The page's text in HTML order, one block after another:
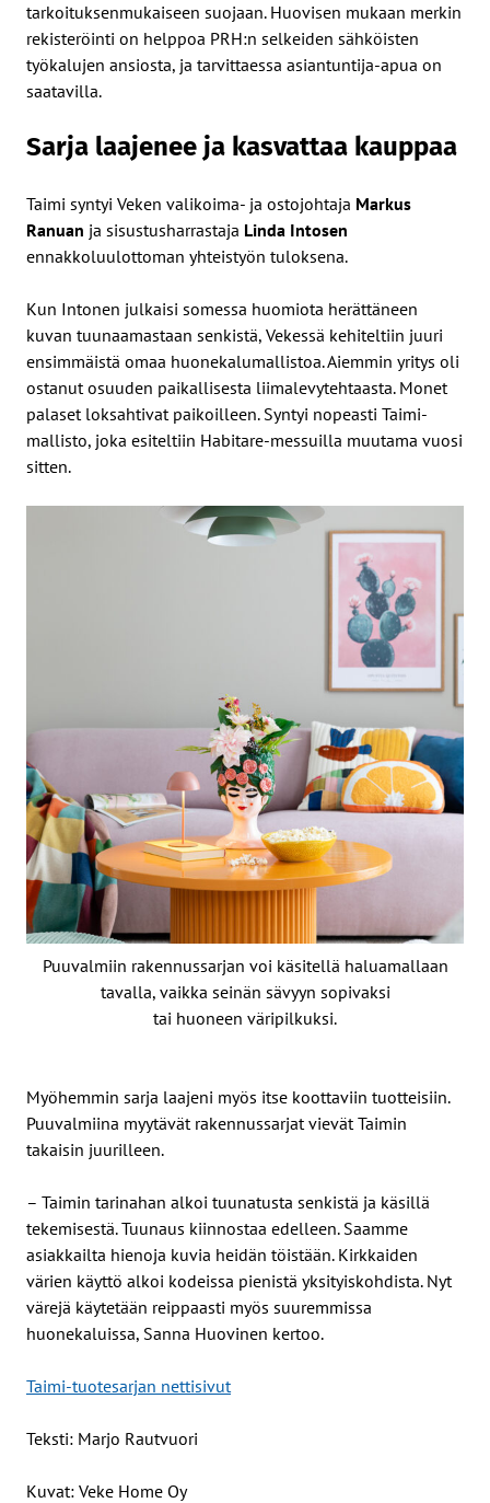
tarkoituksenmukaiseen suojaan. Huovisen mukaan merkin
rekisteröinti on helppoa PRH:n selkeiden sähköisten
työkalujen ansiosta, ja tarvittaessa asiantuntija-apua on
saatavilla.
Sarja laajenee ja kasvattaa kauppaa
Taimi syntyi Veken valikoima- ja ostojohtaja Markus
Ranuan ja sisustusharrastaja Linda Intosen
ennakkoluulottoman yhteistyön tuloksena.
Kun Intonen julkaisi somessa huomiota herättäneen
kuvan tuunaamastaan senkistä, Vekessä kehiteltiin juuri
ensimmäistä omaa huonekalumallistoa. Aiemmin yritys oli
ostanut osuuden paikallisesta liimalevytehtaasta. Monet
palaset loksahtivat paikoilleen. Syntyi nopeasti Taimi-
mallisto, joka esiteltiin Habitare-messuilla muutama vuosi
sitten.
Puuvalmiin rakennussarjan voi käsitellä haluamallaan
tavalla, vaikka seinän sävyyn sopivaksi
tai huoneen väripilkuksi.
Myöhemmin sarja laajeni myös itse koottaviin tuotteisiin.
Puuvalmiina myytävät rakennussarjat vievät Taimin
takaisin juurilleen.
– Taimin tarinahan alkoi tuunatusta senkistä ja käsillä
tekemisestä. Tuunaus kiinnostaa edelleen. Saamme
asiakkailta hienoja kuvia heidän töistään. Kirkkaiden
värien käyttö alkoi kodeissa pienistä yksityiskohdista. Nyt
värejä käytetään reippaasti myös suuremmissa
huonekaluissa, Sanna Huovinen kertoo.
Taimi-tuotesarjan nettisivut
Teksti: Marjo Rautvuori
Kuvat: Veke Home Oy